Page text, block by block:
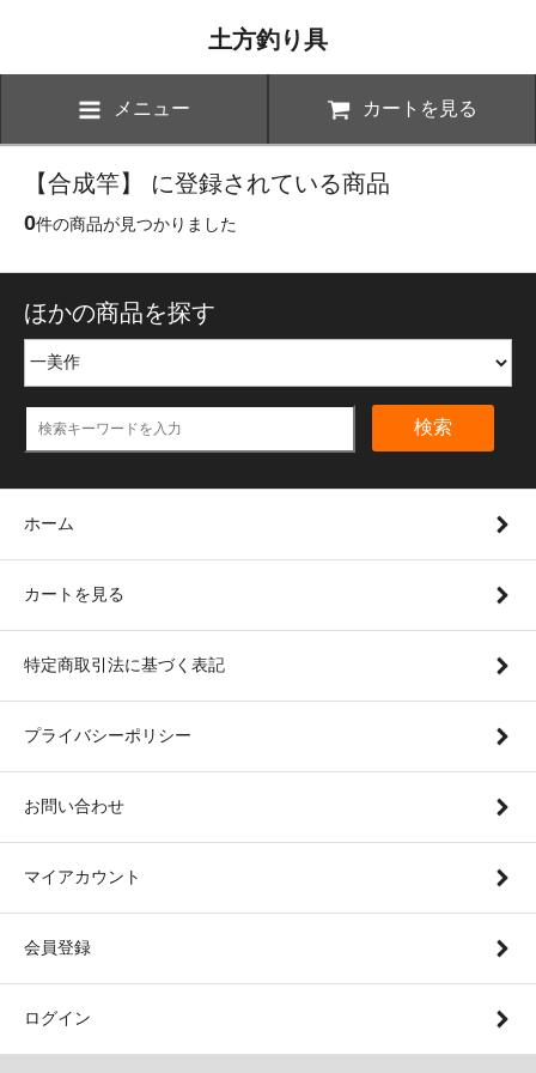
土方釣り具
メニュー カートを見る
【合成竿】 に登録されている商品
0件の商品が見つかりました
ほかの商品を探す
検索
ホーム
カートを見る
特定商取引法に基づく表記
プライバシーポリシー
お問い合わせ
マイアカウント
会員登録
ログイン